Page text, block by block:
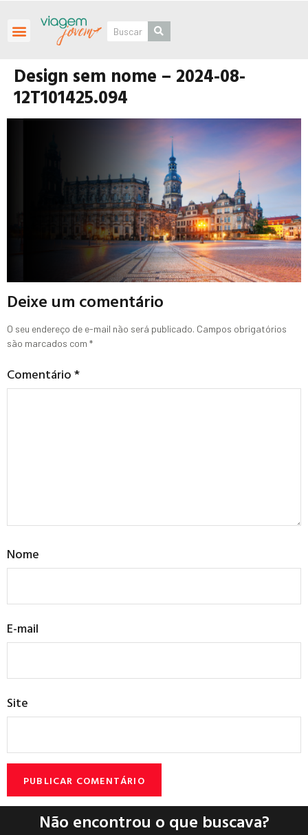
Design sem nome – 2024-08-
12T101425.094
Deixe um comentário
O seu endereço de e-mail não será publicado. Campos obrigatórios
são marcados com *
Comentário*
Nome
E-mail
Site
Não encontrou o que buscava?